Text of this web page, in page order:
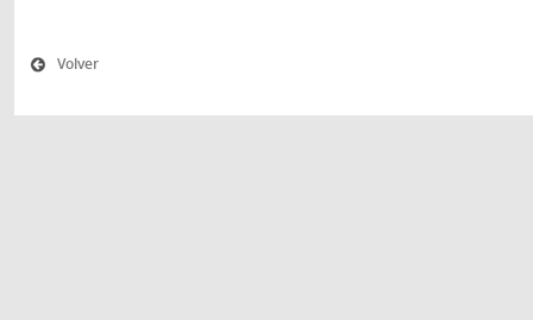
Volver